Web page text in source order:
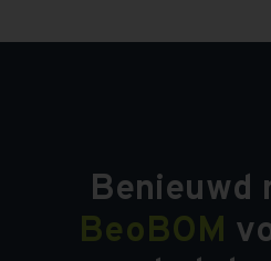
Benieuwd
BeoBOM